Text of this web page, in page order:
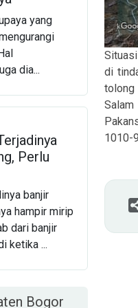
yang
dia...
Perlu
banjir
hampir mirip
dari banjir
ketika ...
Bogor
di
tolong
Salam
1010-